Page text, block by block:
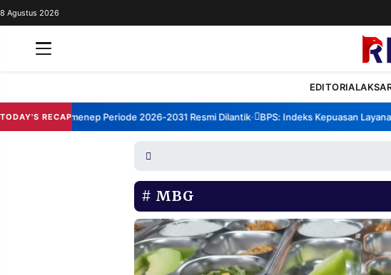
REDAKSI
PERSONA
NASIONAL
8 Agustus 2026
EDITORIAL
TODAY'S RECAP
TBM Sumenep Periode 2026-2031 Resmi Dilantik• BPS: Indeks Kepuasan Layanan
MBG